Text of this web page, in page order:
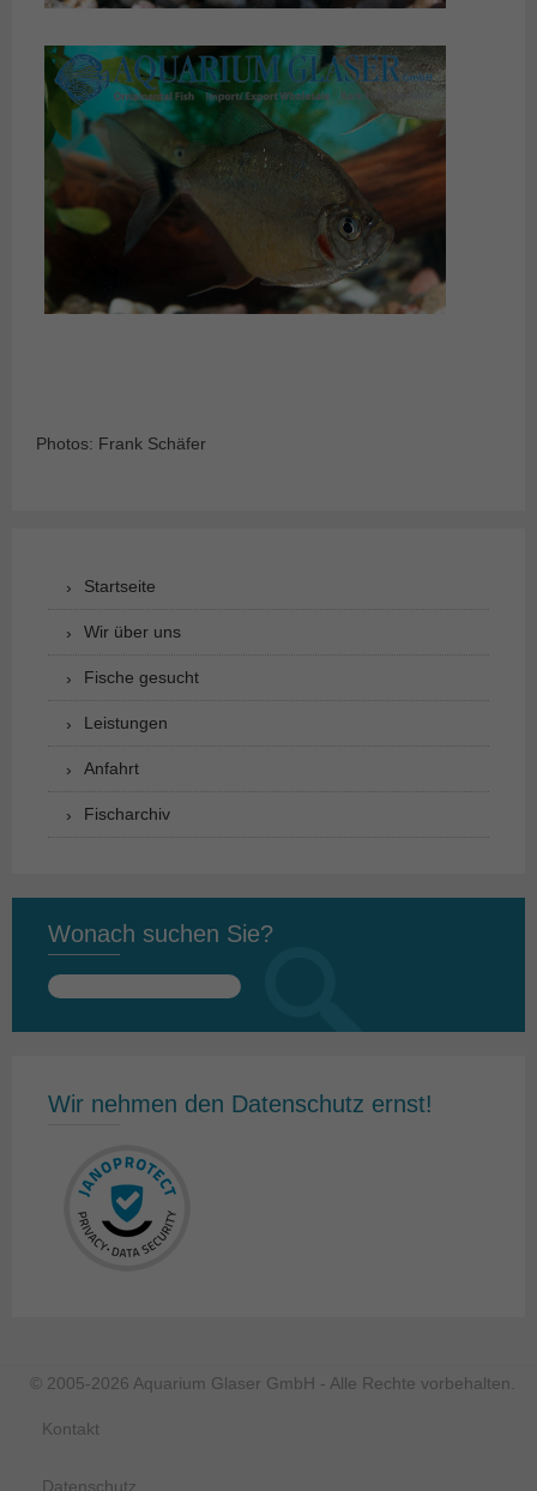
Photos: Frank Schäfer
Startseite
Wir über uns
Fische gesucht
Leistungen
Anfahrt
Fischarchiv
Wonach suchen Sie?
Suchen
Wir nehmen den Datenschutz ernst!
© 2005-2026 Aquarium Glaser GmbH - Alle Rechte vorbehalten.
Kontakt
Datenschutz